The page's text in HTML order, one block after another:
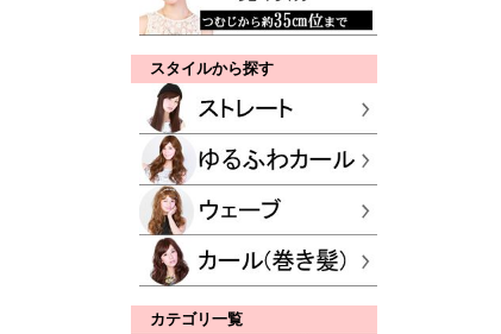
スタイルから探す
カテゴリ一覧